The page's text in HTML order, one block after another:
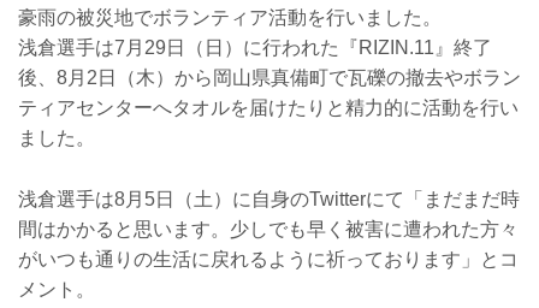
豪雨の被災地でボランティア活動を行いました。
浅倉選手は7月29日（日）に行われた『RIZIN.11』終了
後、8月2日（木）から岡山県真備町で瓦礫の撤去やボラン
ティアセンターへタオルを届けたりと精力的に活動を行い
ました。
浅倉選手は8月5日（土）に自身のTwitterにて「まだまだ時
間はかかると思います。少しでも早く被害に遭われた方々
がいつも通りの生活に戻れるように祈っております」とコ
メント。